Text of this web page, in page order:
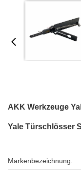
AKK Werkzeuge
Yale Türschlösser
Markenbezeichnung: